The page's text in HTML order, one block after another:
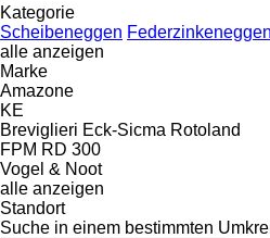
Kategorie
Scheibeneggen Federzinkeneggen
alle anzeigen
Marke
Amazone
KE
Breviglieri Eck-Sicma Rotoland
FPM RD 300
Vogel & Noot
alle anzeigen
Standort
Suche in einem bestimmten